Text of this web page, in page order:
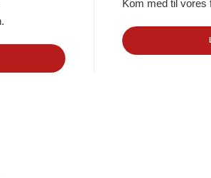
Kom med til